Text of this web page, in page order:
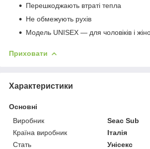
Перешкоджають втраті тепла
Не обмежують рухів
Модель UNISEX ― для чоловіків і
Приховати
Характеристики
Основні
Виробник
Seac Sub
Країна виробник
Італія
Стать
Унісекс